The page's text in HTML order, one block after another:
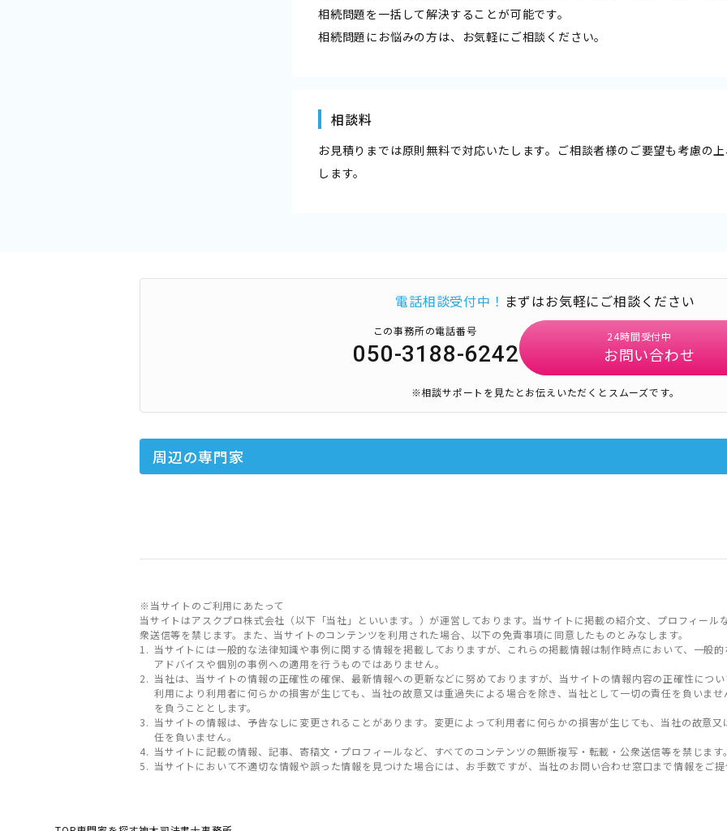
相続問題を一括して解決することが可能です。
相続問題にお悩みの方は、お気軽にご相談ください。
相談料
お見積りまでは原則無料で対応いたします。ご相談者様のご要望も考慮の
します。
電話相談受付中！ まずはお気軽にご相談ください
この事務所の電話番号
050-3188-6242
24時間受付中
お問い合わせ
※相談サポートを見たとお伝えいただくとスムーズです。
周辺の専門家
※当サイトのご利用にあたって
当サイトはアスクプロ株式会社（以下「当社」といいます。）が運営しております。当サイトに掲載の紹介文、プロフィール
衆送信等を禁じます。また、当サイトのコンテンツを利用された場合、以下の免責事項に同意したものとみなします。
当サイトには一般的な法律知識や事例に関する情報を掲載しておりますが、これらの掲載情報は制作時点において、一般
アドバイスや個別の事例への適用を行うものではありません。
当社は、当サイトの情報の正確性の確保、最新情報への更新などに努めておりますが、当サイトの情報内容の正確性につ
利用により利用者に何らかの損害が生じても、当社の故意又は重過失による場合を除き、当社として一切の責任を負いま
を負うこととします。
当サイトの情報は、予告なしに変更されることがあります。変更によって利用者に何らかの損害が生じても、当社の故意
任を負いません。
当サイトに記載の情報、記事、寄稿文・プロフィールなど、すべてのコンテンツの無断複写・転載・公衆送信等を禁じます
当サイトにおいて不適切な情報や誤った情報を見つけた場合には、お手数ですが、当社のお問い合わせ窓口まで情報をご